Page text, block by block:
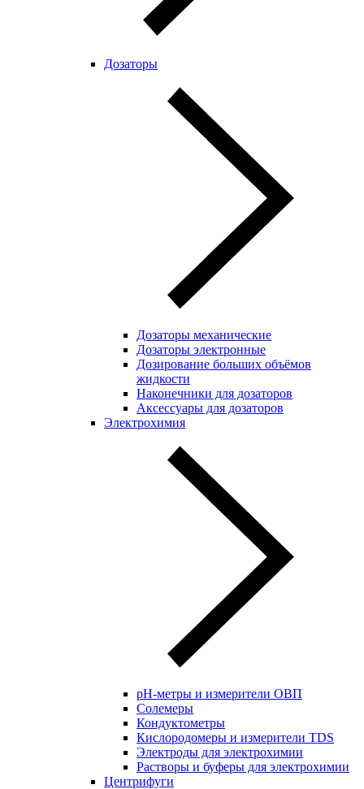
Дозаторы
Дозаторы механические
Дозаторы электронные
Дозирование больших объёмов
жидкости
Наконечники для дозаторов
Аксессуары для дозаторов
Электрохимия
pH-метры и измерители ОВП
Солемеры
Кондуктометры
Кислородомеры и измерители TDS
Электроды для электрохимии
Растворы и буферы для электрохимии
Центрифуги